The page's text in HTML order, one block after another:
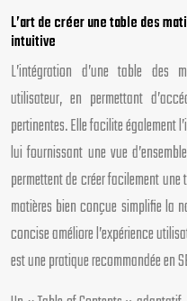
L’art de créer une table des
intuitive
L’intégration d’une table des
utilisateur, en permettant
pertinentes. Elle facilite également
lui fournissant une vue
permettent de créer facilement
matières bien conçue simplifie la
concise améliore l’expérience
est une pratique recommandée en